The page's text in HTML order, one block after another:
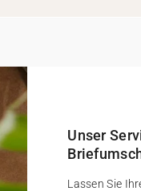
Unser
Lassen Sie